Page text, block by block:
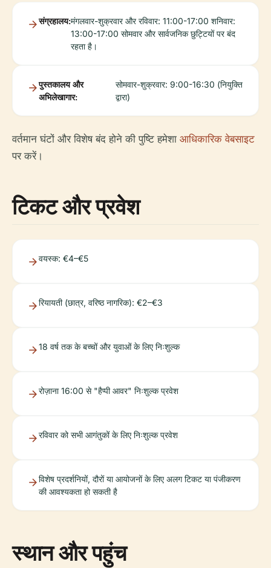
संग्रहालय:मंगलवार-शुक्रवार और रविवार: 11:00-17:00 शनिवार:
13:00-17:00 सोमवार और सार्वजनिक छुट्टियों पर बंद
रहता है।
पुस्तकालय और
अभिलेखागार:
सोमवार-शुक्रवार: 9:00-16:30 (नियुक्ति
द्वारा)
वर्तमान घंटों और विशेष बंद होने की पुष्टि हमेशा आधिकारिक वेबसाइट
पर करें।
टिकट और प्रवेश
वयस्क: €4–€5
रियायती (छात्र, वरिष्ठ नागरिक): €2–€3
18 वर्ष तक के बच्चों और युवाओं के लिए निःशुल्क
रोज़ाना 16:00 से "हैप्पी आवर" निःशुल्क प्रवेश
रविवार को सभी आगंतुकों के लिए निःशुल्क प्रवेश
विशेष प्रदर्शनियों, दौरों या आयोजनों के लिए अलग टिकट या पंजीकरण
की आवश्यकता हो सकती है
स्थान और पहुंच